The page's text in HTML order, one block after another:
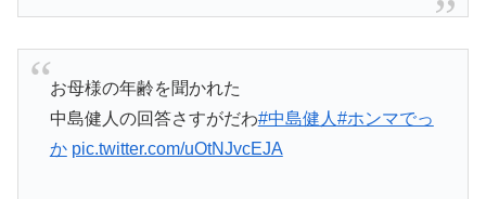
お母様の年齢を聞かれた
中島健人の回答さすがだわ#中島健人 #ホンマでっ
か pic.twitter.com/uOtNJvcEJA